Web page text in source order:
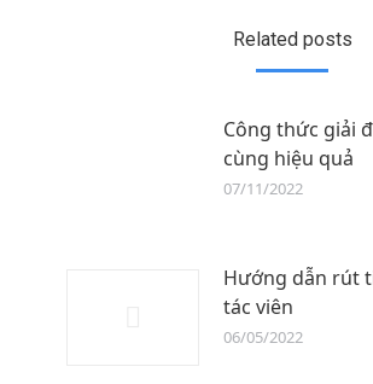
Related posts
Công thức giải
cùng hiệu quả
07/11/2022
Hướng dẫn rút
tác viên
06/05/2022